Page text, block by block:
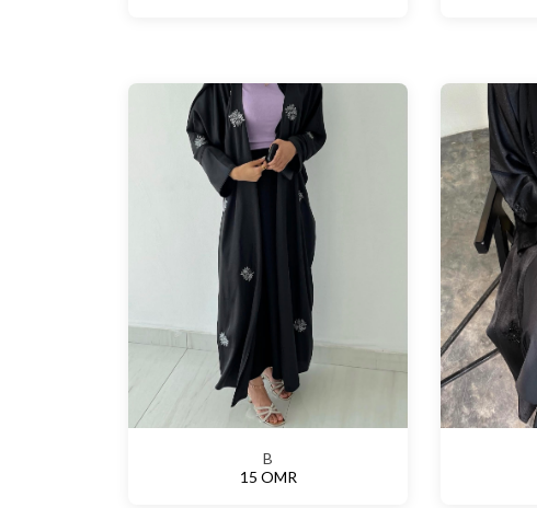
B
15 OMR